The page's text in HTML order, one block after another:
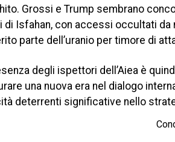
Grossi e Trump sembrano
di Isfahan, con accessi occultati
parte dell’uranio per timore di
degli ispettori dell’Aiea è
una nuova era nel dialogo
deterrenti significative nello